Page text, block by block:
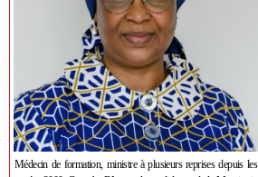
Médecin de formation, ministre à plusieurs reprises depuis les